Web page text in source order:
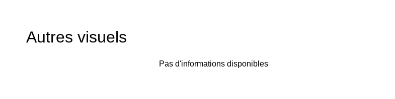
Autres visuels
Pas d'informations disponibles